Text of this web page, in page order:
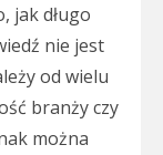
jak długo
nie jest
od wielu
branży czy
można